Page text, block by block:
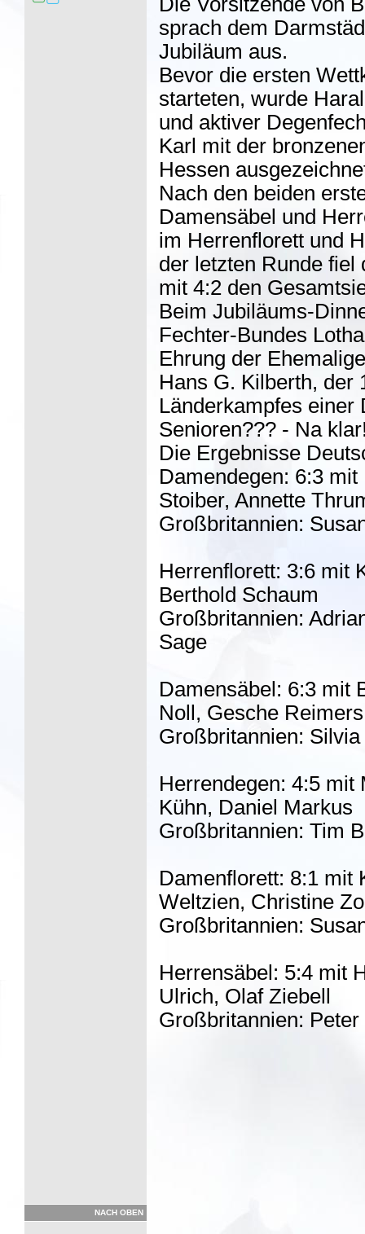
sprach dem
Jubiläum aus.
Bevor die ersten
starteten, wurde
und aktiver
Karl mit der
Hessen
Nach den beiden
Damensäbel und
im Herrenflorett und
der letzten Runde fiel
mit 4:2 den
Beim Jubiläums-
Fechter-Bundes
Ehrung der
Hans G. Kilberth, der
Länderkampfes einer
Senioren??? - Na
Die Ergebnisse
Damendegen: 6:3
Stoiber, Annette
Großbritannien:
Herrenflorett: 3:6 mit
Berthold Schaum
Großbritannien:
Sage
Damensäbel: 6:3 mit
Noll, Gesche Reimers
Großbritannien:
Herrendegen: 4:5 mit
Kühn, Daniel Markus
Großbritannien: Tim
Damenflorett: 8:1 mit
Weltzien, Christine
Großbritannien:
Herrensäbel: 5:4 mit
Ulrich, Olaf Ziebell
Großbritannien:
NACH OBEN